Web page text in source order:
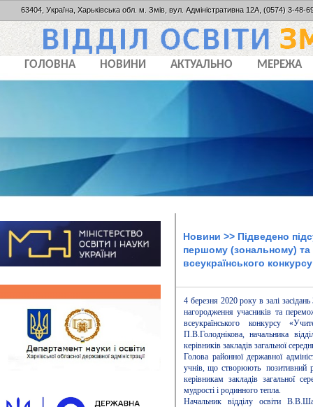
63404, Україна, Харьківська обл. м. Змів, вул. Адміністративна 12А, (0574) 3-48-
ГОЛОВНА НОВИНИ АКТУАЛЬНО МЕРЕЖА
Новини >> Підведено
першому (зональному) та
всеукраїнського
4 березня 2020 року в залі засідань
нагородження учасників та
всеукраїнського конкурсу
П.В.Голоднікова, начальника
керівників закладів загальної
Голова районної державної
учнів, що створюють позитивний
керівникам закладів загальної
мудрості і родинного тепла.
Начальник відділу освіти